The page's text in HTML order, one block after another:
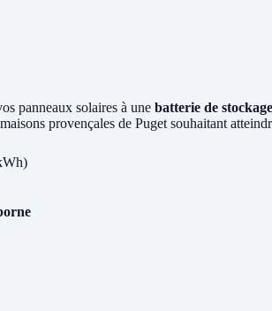
panneaux solaires à une batterie de stockage
provençales de Puget souhaitant